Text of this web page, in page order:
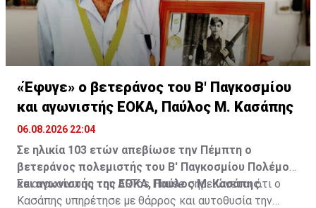
«Έφυγε» ο βετεράνος του Β' Παγκοσμίου
και αγωνιστής ΕΟΚΑ, Παύλος Μ. Κασάπης
06.08.2026 22:04
Σε ηλικία 103 ετών απεβίωσε την Πέμπτη ο
βετεράνος πολεμιστής του Β' Παγκοσμίου Πολέμου
και αγωνιστής της ΕΟΚΑ, Παύλος Μ. Κασάπης.
Σε ανακοίνωση του ARTos House σημειώνεται ότι ο
Κασάπης υπηρέτησε με θάρρος και αυτοθυσία την